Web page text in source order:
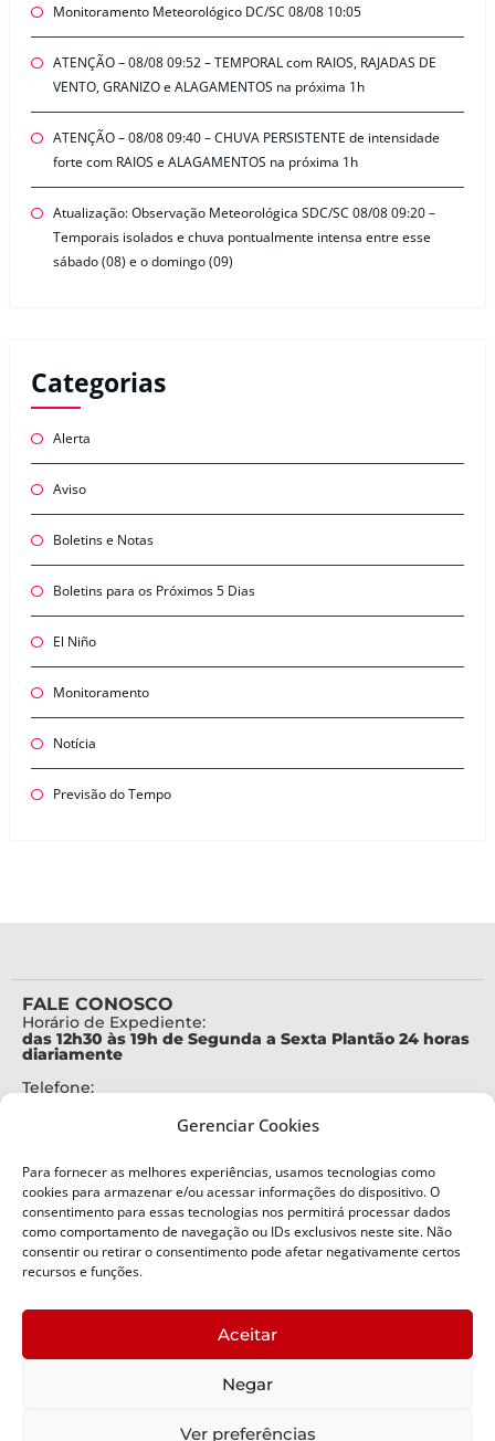
Gerenciar Cookies
Para fornecer as melhores experiências, usamos tecnologias como
cookies para armazenar e/ou acessar informações do dispositivo. O
consentimento para essas tecnologias nos permitirá processar dados
como comportamento de navegação ou IDs exclusivos neste site. Não
consentir ou retirar o consentimento pode afetar negativamente certos
recursos e funções.
Aceitar
Negar
Ver preferências
Monitoramento Meteorológico DC/SC 08/08 10:05
ATENÇÃO – 08/08 09:52 – TEMPORAL com RAIOS, RAJADAS DE
VENTO, GRANIZO e ALAGAMENTOS na próxima 1h
ATENÇÃO – 08/08 09:40 – CHUVA PERSISTENTE de intensidade
forte com RAIOS e ALAGAMENTOS na próxima 1h
Atualização: Observação Meteorológica SDC/SC 08/08 09:20 –
Temporais isolados e chuva pontualmente intensa entre esse
sábado (08) e o domingo (09)
Categorias
Alerta
Aviso
Boletins e Notas
Boletins para os Próximos 5 Dias
El Niño
Monitoramento
Notícia
Previsão do Tempo
FALE CONOSCO
Horário de Expediente:
das 12h30 às 19h de Segunda a Sexta Plantão 24 horas
diariamente
Telefone:
Alertas Defesa Civil:
SMS 40199
ENDEREÇO
Defesa Civil do Estado de Santa Catarina
Bairro:
Capoeiras, Florianópolis, SC
Política de Privacidade